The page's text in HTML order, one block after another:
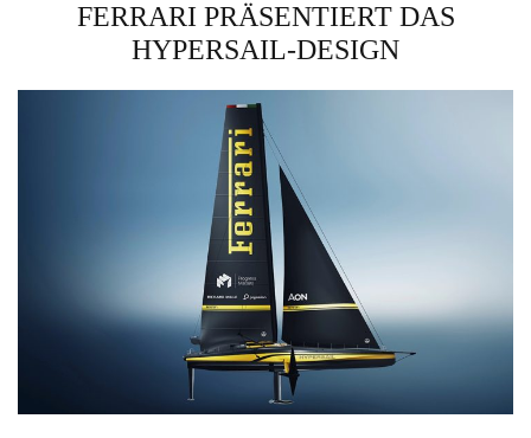
FERRARI PRÄSENTIERT DAS
HYPERSAIL-DESIGN